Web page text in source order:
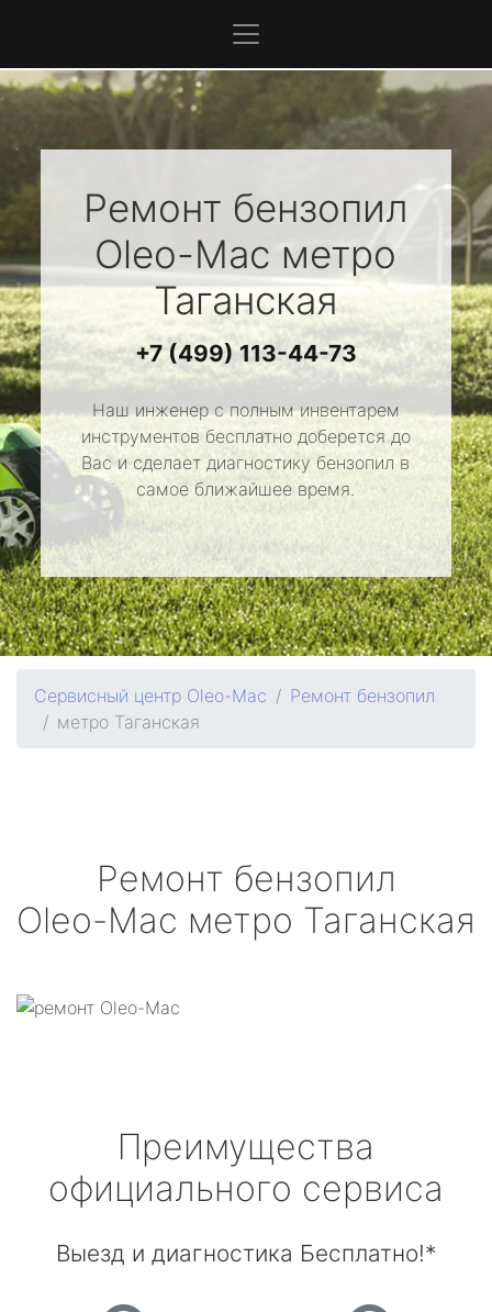
Ремонт бензопил
Oleo-Mac метро
Таганская
+7 (499) 113-44-73
Наш инженер с полным инвентарем
инструментов бесплатно доберется до
Вас и сделает диагностику бензопил в
самое ближайшее время.
Сервисный центр Oleo-Mac
Ремонт бензопил
метро Таганская
Ремонт бензопил
Oleo-Mac метро Таганская
Преимущества
официального сервиса
Выезд и диагностика Бесплатно!*